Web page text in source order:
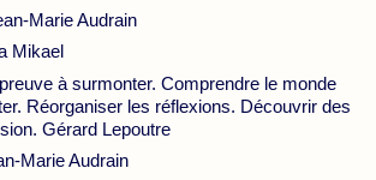
Marie Audrain
Mikael
à surmonter. Comprendre le monde
Réorganiser les réflexions. Découvrir des
Gérard Lepoutre
Marie Audrain